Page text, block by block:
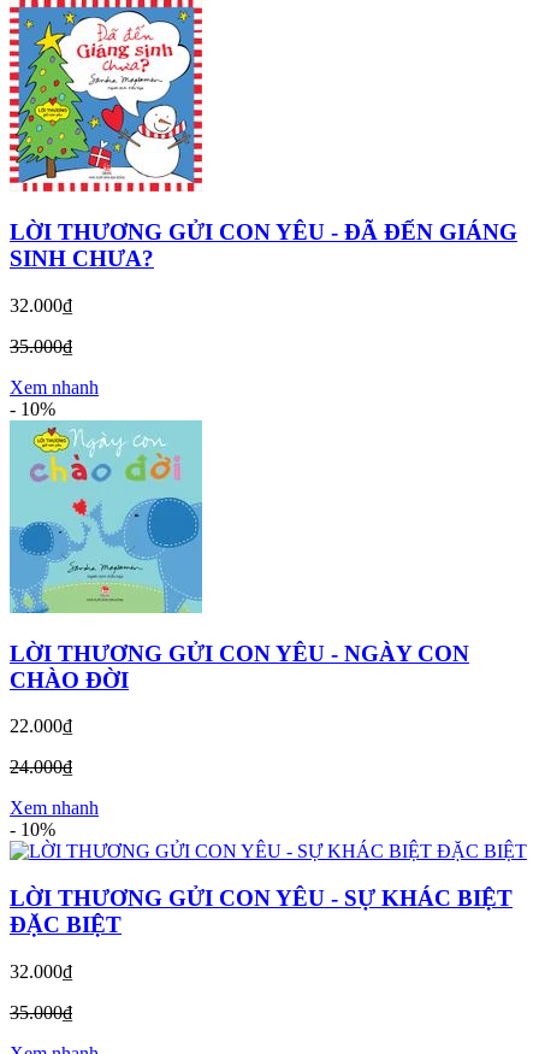
LỜI THƯƠNG GỬI CON YÊU - ĐÃ ĐẾN GIÁNG
SINH CHƯA?
32.000₫
35.000₫
Xem nhanh
- 10%
LỜI THƯƠNG GỬI CON YÊU - NGÀY CON
CHÀO ĐỜI
22.000₫
24.000₫
Xem nhanh
- 10%
LỜI THƯƠNG GỬI CON YÊU - SỰ KHÁC BIỆT
ĐẶC BIỆT
32.000₫
35.000₫